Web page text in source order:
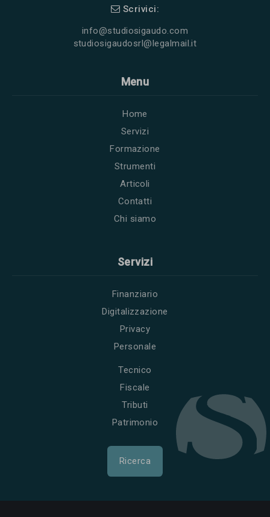
Scrivici:
info@studiosigaudo.com
studiosigaudosrl@legalmail.it
Menu
Home
Servizi
Formazione
Strumenti
Articoli
Contatti
Chi siamo
Servizi
Finanziario
Digitalizzazione
Privacy
Personale
Tecnico
Fiscale
Tributi
Patrimonio
Ricerca